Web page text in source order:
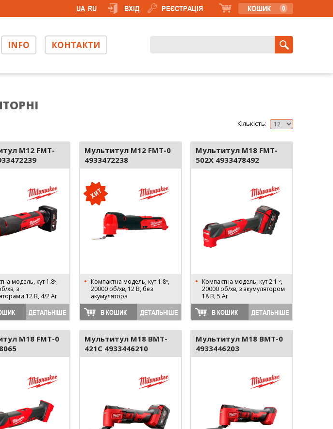
КОШИК 0
UA RU ВХІД РЕЄСТРАЦІЯ
INFO КОНТАКТИ
Кількість:
M12 FMT-
модель, кут 1.8º,
хв, з
12 В, 4/2 Аг
ДЕТАЛЬНІШЕ
Мультитул M12 FMT-0
4933472238
Компактна модель, кут 1.8º,
20000 об/хв, 12 В, без
акумулятора
В КОШИК ДЕТАЛЬНІШЕ
Мультитул M18 FMT-
502X 4933478492
Компактна модель, кут 2.1 º,
20000 об/хв, з акумулятором
18 В, 5 Аг
В КОШИК ДЕТАЛЬНІШЕ
M18 FMT-0
Мультитул M18 BMT-
421C 4933446210
Мультитул M18 BMT-0
4933446203